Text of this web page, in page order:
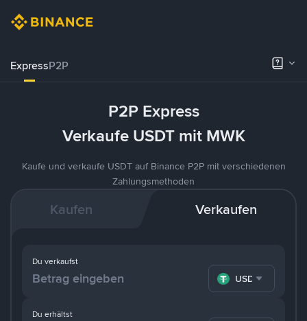
ExpressP2P
P2P Express
Verkaufe USDT mit MWK
Kaufe und verkaufe USDT auf Binance P2P mit verschiedenen
Zahlungsmethoden
Kaufen Verkaufen
Du erhältst
Du verkaufst
USDT